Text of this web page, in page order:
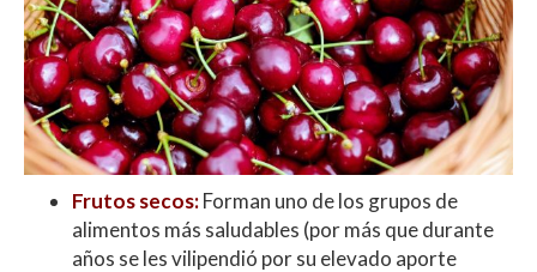
Frutos secos:Forman uno de los grupos de
alimentos más saludables (por más que durante
años se les vilipendió por su elevado aporte